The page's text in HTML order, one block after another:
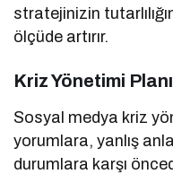
stratejinizin
ölçüde artırır.
Kriz Yönetimi
Sosyal medya kriz
yorumlara, yanlış
durumlara karşı